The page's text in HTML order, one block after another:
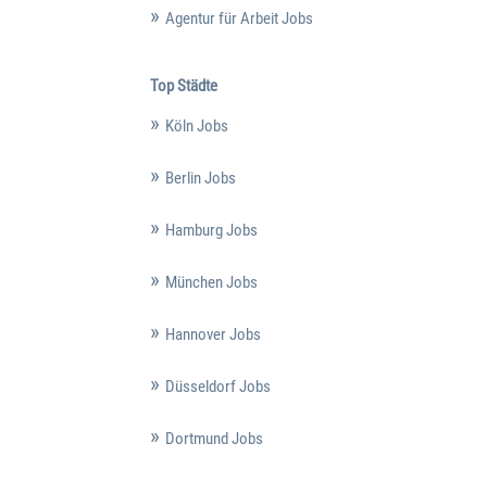
Agentur für Arbeit Jobs
Top Städte
Köln Jobs
Berlin Jobs
Hamburg Jobs
München Jobs
Hannover Jobs
Düsseldorf Jobs
Dortmund Jobs